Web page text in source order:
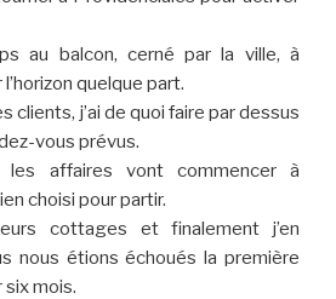
au balcon, cerné par la ville, à
quelque part.
clients, j’ai de quoi faire par dessus
vous prévus.
les affaires vont commencer à
choisi pour partir.
cottages et finalement j’en
nous étions échoués la première
six mois.